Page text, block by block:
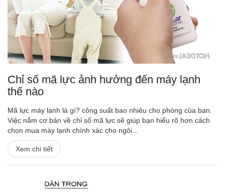
Chỉ số mã lực ảnh hưởng đến máy lạnh
thế nào
Mã lực máy lạnh là gì? công suất bao nhiêu cho phòng của bạn.
Việc nắm cơ bản về chỉ số mã lực sẽ giúp bạn hiểu rõ hơn cách
chọn mua máy lạnh chính xác cho ngôi...
Xem chi tiết